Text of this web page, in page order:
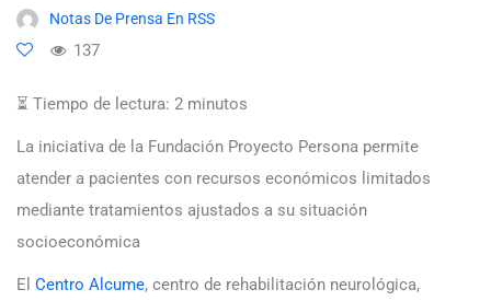
Notas De Prensa En RSS
137
⏳ Tiempo de lectura: 2 minutos
La iniciativa de la Fundación Proyecto Persona permite
atender a pacientes con recursos económicos limitados
mediante tratamientos ajustados a su situación
socioeconómica
El Centro Alcume, centro de rehabilitación neurológica,